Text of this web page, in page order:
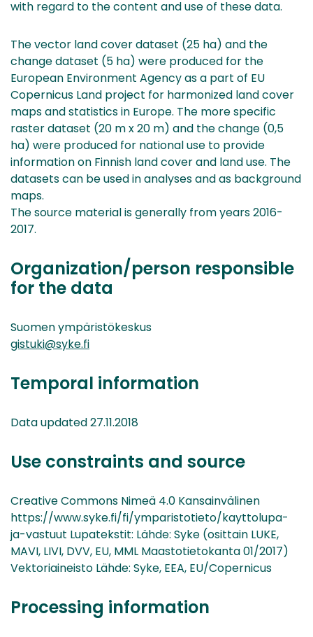
with regard to the content and use of these data.
The vector land cover dataset (25 ha) and the
change dataset (5 ha) were produced for the
European Environment Agency as a part of EU
Copernicus Land project for harmonized land cover
maps and statistics in Europe. The more specific
raster dataset (20 m x 20 m) and the change (0,5
ha) were produced for national use to provide
information on Finnish land cover and land use. The
datasets can be used in analyses and as background
maps.
The source material is generally from years 2016-
2017.
Organization/person responsible
for the data
Suomen ympäristökeskus
gistuki@syke.fi
Temporal information
Data updated 27.11.2018
Use constraints and source
Creative Commons Nimeä 4.0 Kansainvälinen
https://www.syke.fi/fi/ymparistotieto/kayttolupa-
ja-vastuut Lupatekstit: Lähde: Syke (osittain LUKE,
MAVI, LIVI, DVV, EU, MML Maastotietokanta 01/2017)
Vektoriaineisto Lähde: Syke, EEA, EU/Copernicus
Processing information